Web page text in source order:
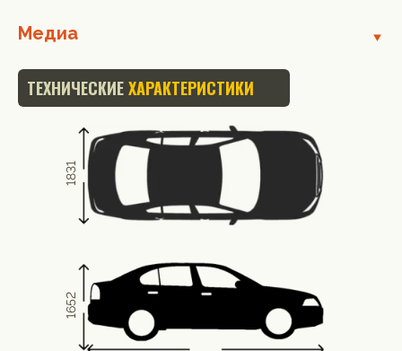
Медиа
ТЕХНИЧЕСКИЕХАРАКТЕРИСТИКИ
1652
1831